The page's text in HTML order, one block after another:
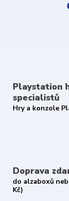
Playstation
specialistů
Hry a konzole
Doprava
do alzaboxů
Kč)